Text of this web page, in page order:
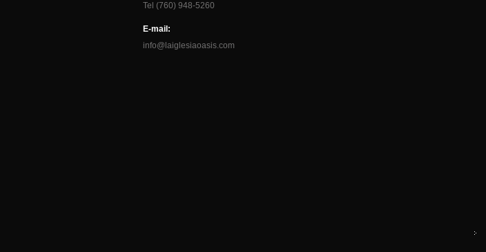
Tel (760) 948-5260
E-mail:
info@laiglesiaoasis.com